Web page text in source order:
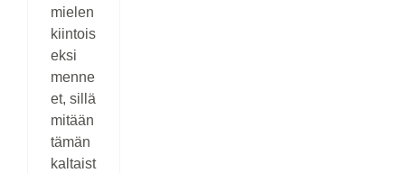
mielen
kiintois
eksi
menne
et, sillä
mitään
tämän
kaltaist